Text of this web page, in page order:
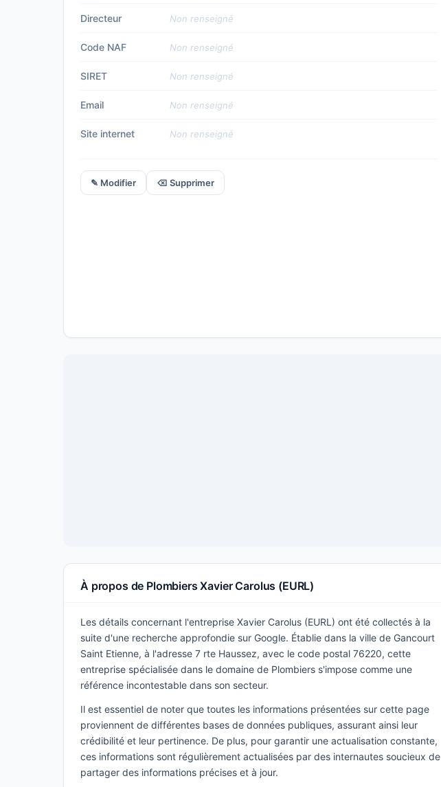
Directeur Non renseigné
Code NAF Non renseigné
SIRET Non renseigné
Email Non renseigné
Site internet Non renseigné
✎ Modifier ⌫ Supprimer
À propos de Plombiers Xavier Carolus (EURL)
Les détails concernant l'entreprise Xavier Carolus (EURL) ont été collectés à la
suite d'une recherche approfondie sur Google. Établie dans la ville de Gancourt
Saint Etienne, à l'adresse 7 rte Haussez, avec le code postal 76220, cette
entreprise spécialisée dans le domaine de Plombiers s'impose comme une
référence incontestable dans son secteur.
Il est essentiel de noter que toutes les informations présentées sur cette page
proviennent de différentes bases de données publiques, assurant ainsi leur
crédibilité et leur pertinence. De plus, pour garantir une actualisation constante,
ces informations sont régulièrement actualisées par des internautes soucieux de
partager des informations précises et à jour.